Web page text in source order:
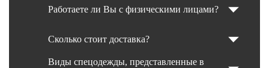
Работаете ли Вы с физическими лицами?
Сколько стоит доставка?
Виды спецодежды, представленные в